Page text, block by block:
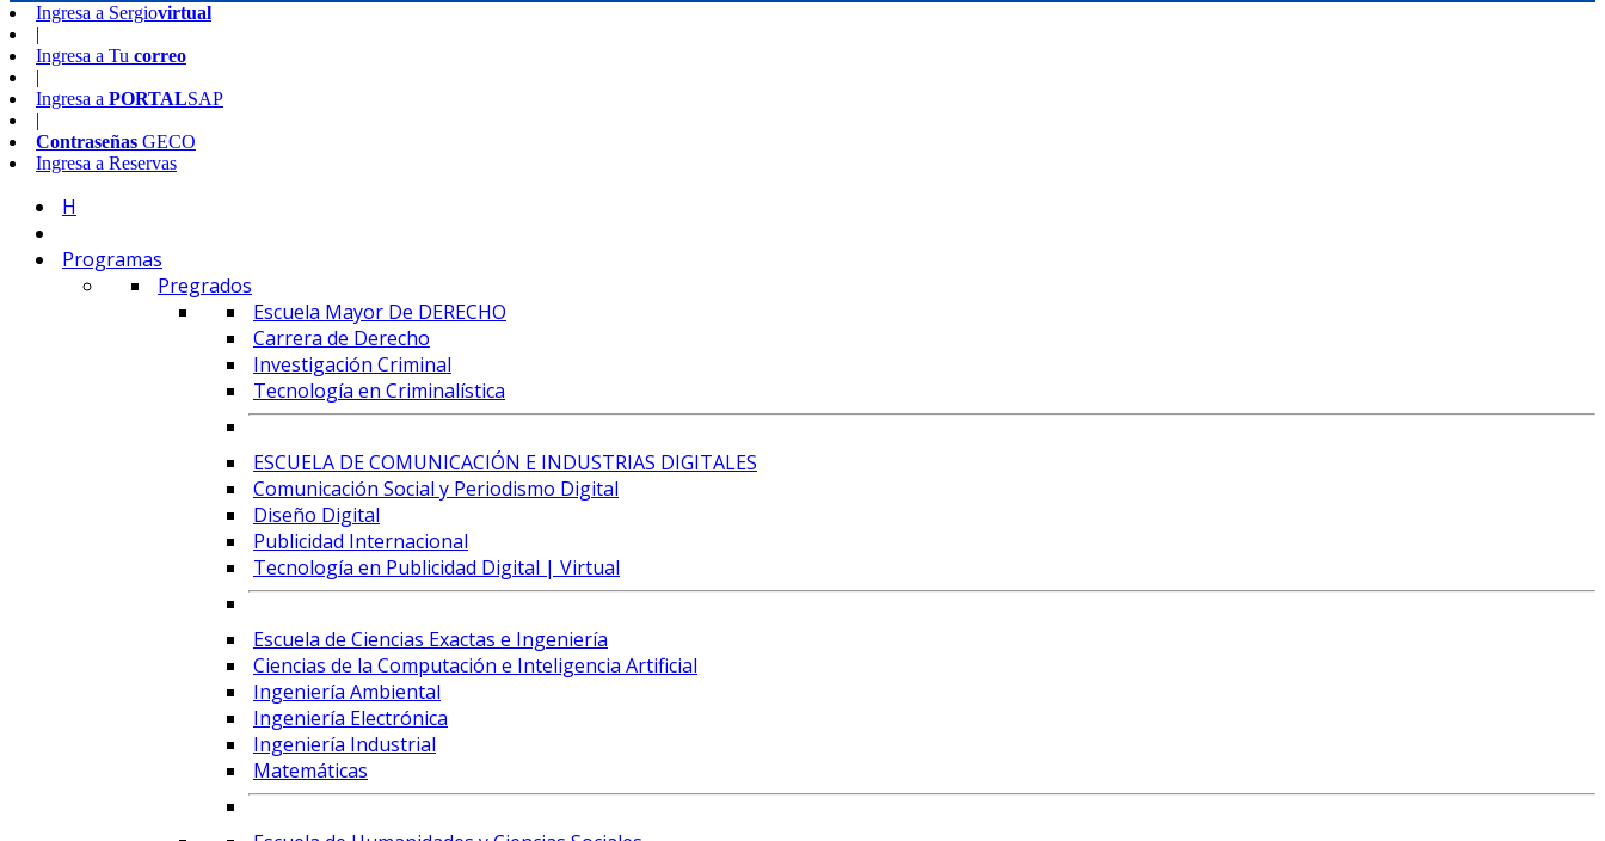
Ingresa a Sergiovirtual
|
Ingresa a Tu correo
|
Ingresa a PORTALSAP
|
Contraseñas GECO
Ingresa a Reservas
H
Programas
Pregrados
Escuela Mayor De DERECHO
Carrera de Derecho
Investigación Criminal
Tecnología en Criminalística
ESCUELA DE COMUNICACIÓN E INDUSTRIAS DIGITALES
Comunicación Social y Periodismo Digital
Diseño Digital
Publicidad Internacional
Tecnología en Publicidad Digital | Virtual
Escuela de Ciencias Exactas e Ingeniería
Ciencias de la Computación e Inteligencia Artificial
Ingeniería Ambiental
Ingeniería Electrónica
Ingeniería Industrial
Matemáticas